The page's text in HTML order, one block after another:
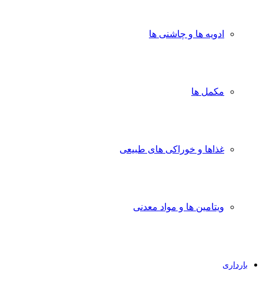
ادویه ها و چاشنی ها
مکمل ها
غذاها و خوراکی های طبیعی
ویتامین ها و مواد معدنی
بارداری